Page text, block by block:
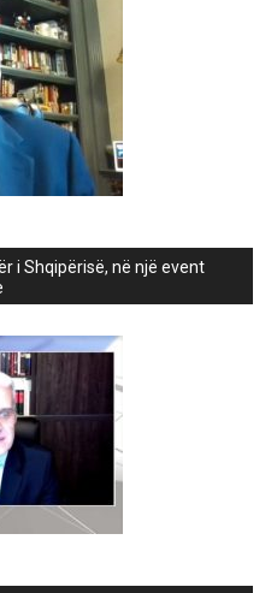
i Shqipërisë, në një event